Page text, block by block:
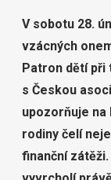
V sobotu 28.
vzácných
Patron dětí
s Českou
upozorňuje na
rodiny čelí
finanční